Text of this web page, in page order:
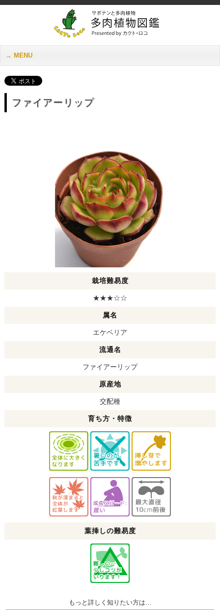
MENU
ファイアーリップ
栽培難易度
★★★☆☆
属名
エケベリア
流通名
ファイアーリップ
原産地
交配種
育ち方・特徴
葉挿しの難易度
もっと詳しく知りたい方は…